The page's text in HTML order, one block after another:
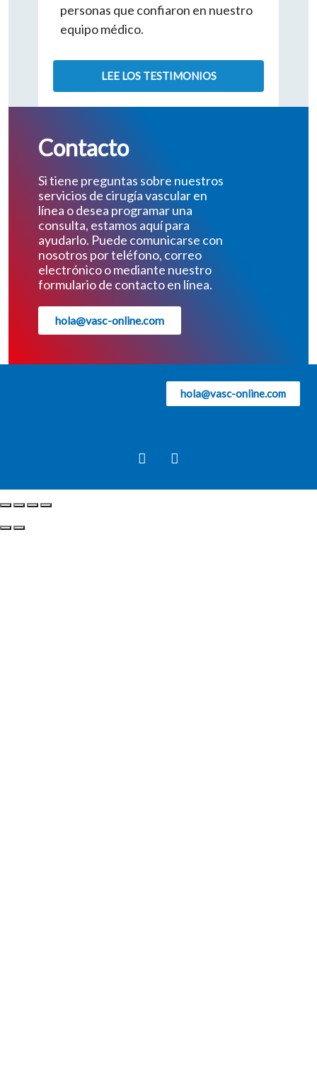
personas que confiaron en nuestro
equipo médico.
LEE LOS TESTIMONIOS
Contacto
Si tiene preguntas sobre nuestros
servicios de cirugía vascular en
línea o desea programar una
consulta, estamos aquí para
ayudarlo. Puede comunicarse con
nosotros por teléfono, correo
electrónico o mediante nuestro
formulario de contacto en línea.
hola@vasc-online.com
hola@vasc-online.com